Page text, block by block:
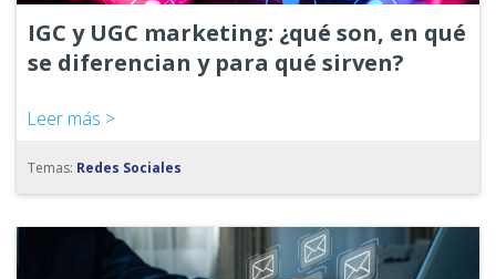
IGC y UGC marketing: ¿qué son, en qué
se diferencian y para qué sirven?
Leer más >
Temas: Redes Sociales